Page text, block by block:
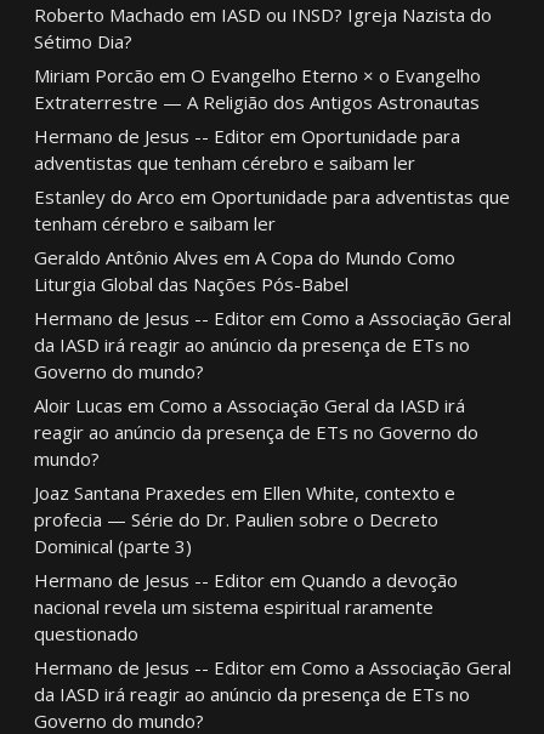
Roberto Machado em IASD ou INSD? Igreja Nazista do
Sétimo Dia?
Miriam Porcão em O Evangelho Eterno × o Evangelho
Extraterrestre — A Religião dos Antigos Astronautas
Hermano de Jesus -- Editorem Oportunidade para
adventistas que tenham cérebro e saibam ler
Estanley do Arco em Oportunidade para adventistas que
tenham cérebro e saibam ler
Geraldo Antônio Alves em A Copa do Mundo Como
Liturgia Global das Nações Pós-Babel
Hermano de Jesus -- Editorem Como a Associação Geral
da IASD irá reagir ao anúncio da presença de ETs no
Governo do mundo?
Aloir Lucas em Como a Associação Geral da IASD irá
reagir ao anúncio da presença de ETs no Governo do
mundo?
Joaz Santana Praxedes em Ellen White, contexto e
profecia — Série do Dr. Paulien sobre o Decreto
Dominical (parte 3)
Hermano de Jesus -- Editorem Quando a devoção
nacional revela um sistema espiritual raramente
questionado
Hermano de Jesus -- Editorem Como a Associação Geral
da IASD irá reagir ao anúncio da presença de ETs no
Governo do mundo?